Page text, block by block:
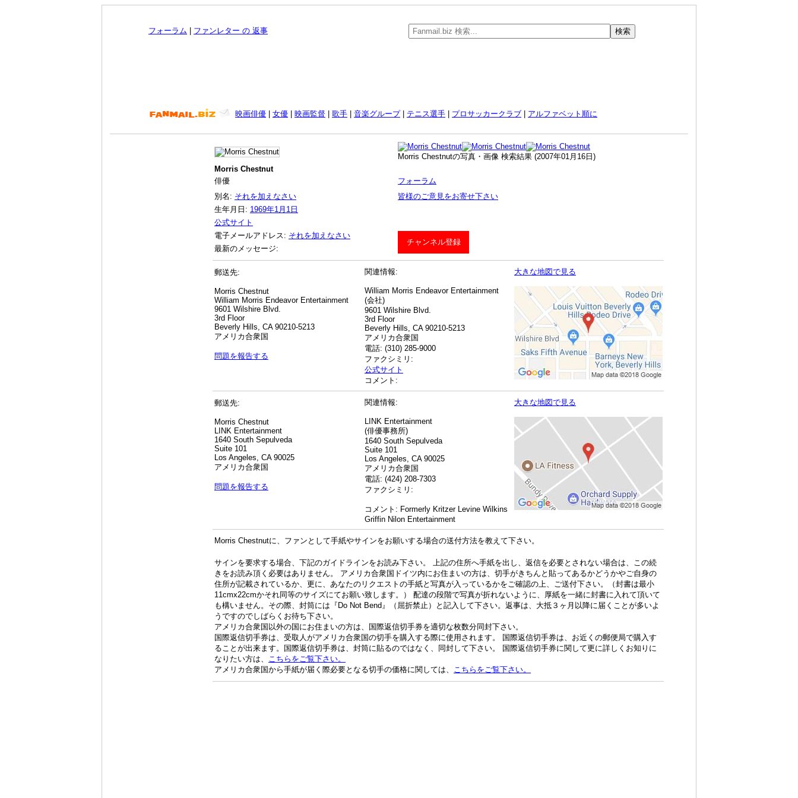
フォーラム ファンレター の 返事
映画俳優 女優 映画監督 歌手 音楽グループ| テニス選手 プロサッカークラブ アルファベット順に
Morris Chestnutの写真・画像 検索結果 (2007年01月16日)
Morris Chestnut
俳優
フォーラム
別名: それを加えなさい
皆様のご意見をお寄せ下さい
生年月日: 1969年1月 1日
公式サイト
電子メールアドレス: それを加えなさい
チャンネル登録
最新のメッセージ:
郵送先:
Morris Chestnut
William Morris Endeavor Entertainment
9601 Wilshire Blvd.
3rd Floor
Beverly Hills, CA 90210-5213
アメリカ合衆国
問題を報告する
関連情報:
William Morris Endeavor Entertainment
(会社)
9601 Wilshire Blvd.
3rd Floor
Beverly Hills, CA 90210-5213
アメリカ合衆国
電話: (310) 285-9000
ファクシミリ:
公式サイト
コメント:
大きな地図で見る
郵送先:
Morris Chestnut
LINK Entertainment
1640 South Sepulveda
Suite 101
Los Angeles, CA 90025
アメリカ合衆国
問題を報告する
関連情報:
LINK Entertainment
(俳優事務所)
1640 South Sepulveda
Suite 101
Los Angeles, CA 90025
アメリカ合衆国
電話: (424) 208-7303
ファクシミリ:
コメント: Formerly Kritzer Levine Wilkins
Griffin Nilon Entertainment
大きな地図で見る
Morris Chestnutに、ファンとして手紙やサインをお願いする場合の送付方法を教えて下さい。
サインを要求する場合、下記のガイドラインをお読み下さい。 上記の住所へ手紙を出し、返信を必要とされない場合は、この続
きをお読み頂く必要はありません。 アメリカ合衆国ドイツ内にお住まいの方は、切手がきちんと貼ってあるかどうかやご自身の
住所が記載されているか、更に、あなたのリクエストの手紙と写真が入っているかをご確認の上、ご送付下さい。（封書は最小
11cmx22cmかそれ同等のサイズにてお願い致します。） 配達の段階で写真が折れないように、厚紙を一緒に封書に入れて頂いて
も構いません。その際、封筒には『Do Not Bend』（屈折禁止）と記入して下さい。返事は、大抵３ヶ月以降に届くことが多いよ
うですのでしばらくお待ち下さい。
アメリカ合衆国以外の国にお住まいの方は、国際返信切手券を適切な枚数分同封下さい。
国際返信切手券は、受取人がアメリカ合衆国の切手を購入する際に使用されます。 国際返信切手券は、お近くの郵便局で購入す
ることが出来ます。国際返信切手券は、封筒に貼るのではなく、同封して下さい。 国際返信切手券に関して更に詳しくお知りに
なりたい方は、 こちらをご覧下さい。
アメリカ合衆国から手紙が届く際必要となる切手の価格に関しては、 こちらをご覧下さい。